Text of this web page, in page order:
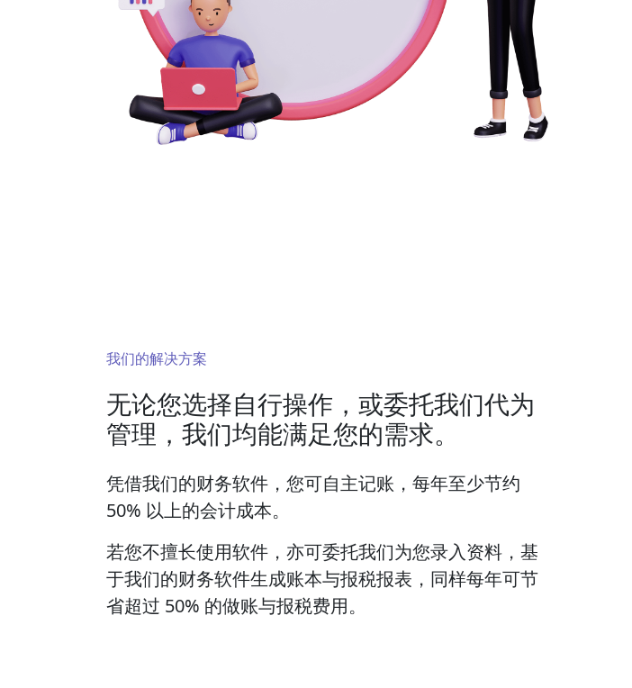
我们的解决方案
无论您选择自行操作，或委托我们代为
管理，我们均能满足您的需求。
凭借我们的财务软件，您可自主记账，每年至少节约
50% 以上的会计成本。
若您不擅长使用软件，亦可委托我们为您录入资料，基
于我们的财务软件生成账本与报税报表，同样每年可节
省超过 50% 的做账与报税费用。